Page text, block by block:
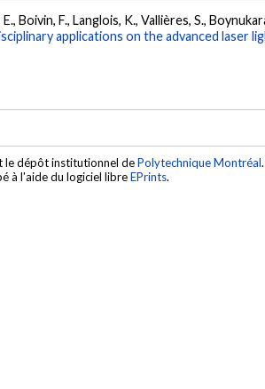
Boivin, F., Langlois, K., Vallières, S.,
applications on the advanced laser
le dépôt institutionnel dePolytechnique Montréal.
à l'aide du logiciel libreEPrints.